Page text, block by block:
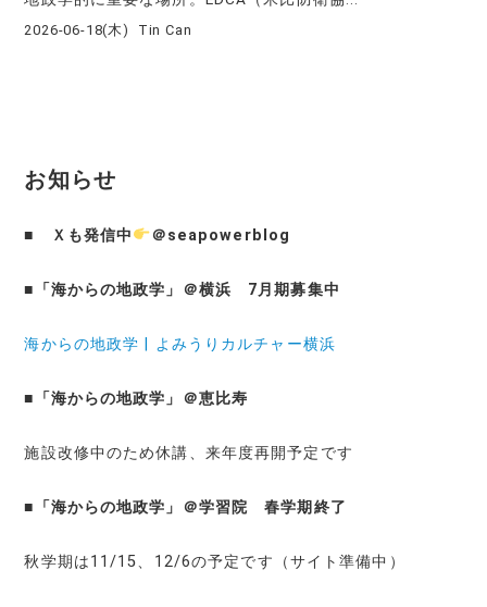
2026-06-18(木) Tin Can
お知らせ
■ Ｘも発信中 ＠seapowerblog
■ 「海からの地政学」＠横浜 7月期募集中
海からの地政学 | よみうりカルチャー横浜
■ 「海からの地政学」＠恵比寿
施設改修中のため休講、来年度再開予定です
■ 「海からの地政学」＠学習院 春学期終了
秋学期は11/15、12/6の予定です（サイト準備中）